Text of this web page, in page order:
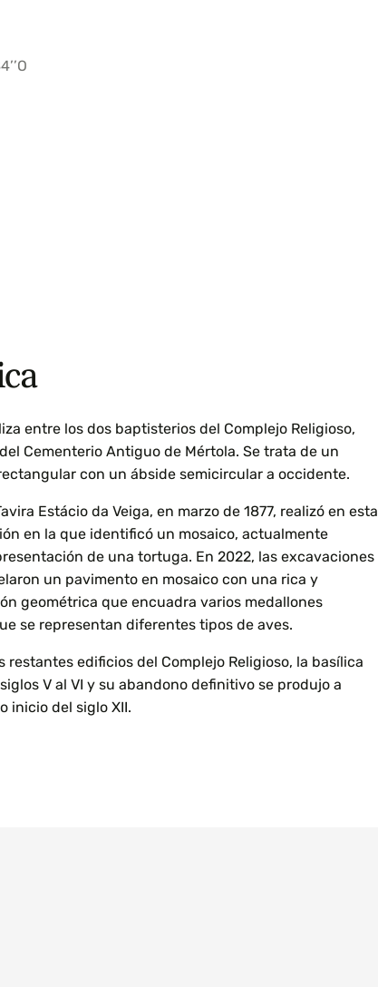
entre los dos baptisterios del Complejo Religioso,
Cementerio Antiguo de Mértola. Se trata de un
con un ábside semicircular a occidente.
Estácio da Veiga, en marzo de 1877, realizó en esta
en la que identificó un mosaico, actualmente
de una tortuga. En 2022, las excavaciones
un pavimento en mosaico con una rica y
geométrica que encuadra varios medallones
se representan diferentes tipos de aves.
restantes edificios del Complejo Religioso, la basílica
V al VI y su abandono definitivo se produjo a
inicio del siglo XII.